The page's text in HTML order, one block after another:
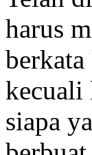
harus
kecuali
siapa